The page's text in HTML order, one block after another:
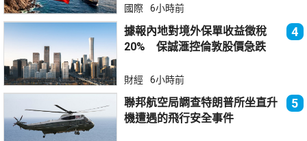
國際 6小時前
據報內地對境外保單收益徵稅
20% 保誠滙控倫敦股價急跌
4
財經 6小時前
聯邦航空局調查特朗普所坐直升
機遭遇的飛行安全事件
5